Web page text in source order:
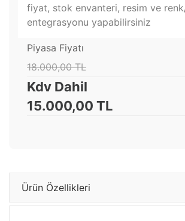
fiyat, stok envanteri, resim ve
entegrasyonu yapabilirsiniz
Piyasa Fiyatı
18.000,00 TL
Kdv Dahil
15.000,00 TL
Ürün Özellikleri